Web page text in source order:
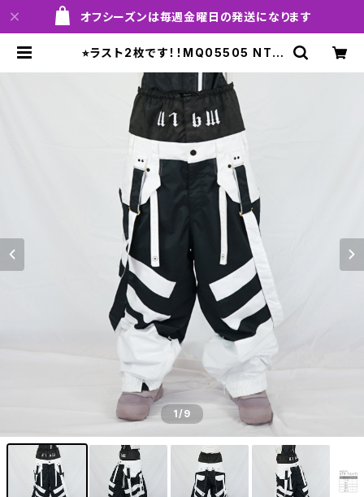
オフシーズンは毎週金曜日の発送になります
⭐︎ラスト2枚です！！MQ05505 NTR
（日本国内のみ）サービス中です！！ |
MARQLEEN
1/9